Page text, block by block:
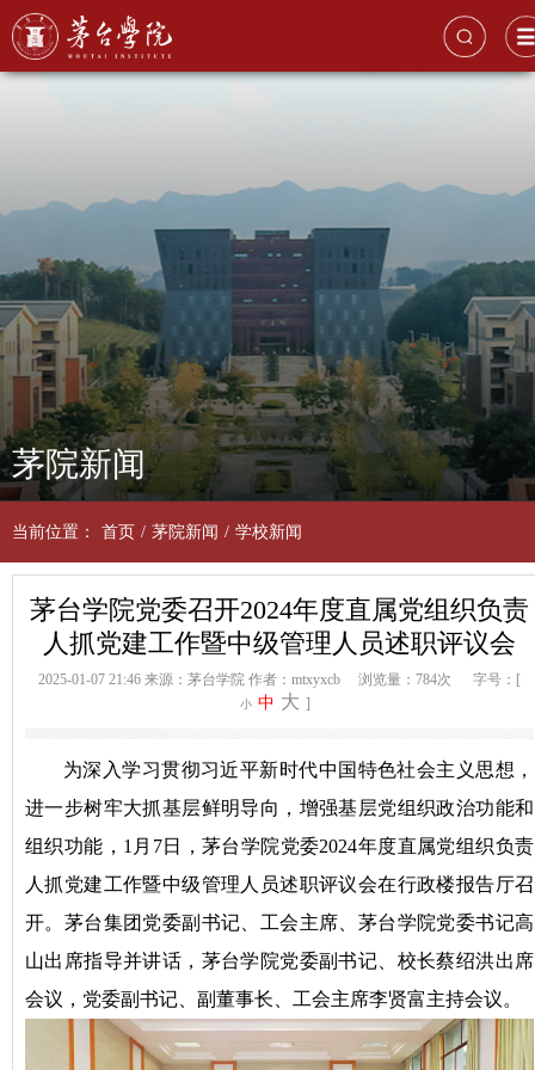
茅院新闻
当前位置： 首页 / 茅院新闻 / 学校新闻
茅台学院党委召开2024年度直属党组织负责
人抓党建工作暨中级管理人员述职评议会
2025-01-07 21:46 来源：茅台学院 作者：mtxyxcb 浏览量：784次 字号：[
小 中 大 ]
为深入学习贯彻习近平新时代中国特色社会主义思想，
进一步树牢大抓基层鲜明导向，增强基层党组织政治功能和
组织功能，1月7日，茅台学院党委2024年度直属党组织负责
人抓党建工作暨中级管理人员述职评议会在行政楼报告厅召
开。茅台集团党委副书记、工会主席、茅台学院党委书记高
山出席指导并讲话，茅台学院党委副书记、校长蔡绍洪出席
会议，党委副书记、副董事长、工会主席李贤富主持会议。